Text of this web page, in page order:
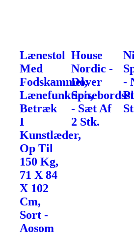
Lænestol
Med
Fodskammel,
Lænefunktion,
Betræk
I
Kunstlæder,
Op Til
150 Kg,
71 X 84
X 102
Cm,
Sort -
Aosom
House
Nordic -
Dover
- Sæt Af
2 Stk.
-